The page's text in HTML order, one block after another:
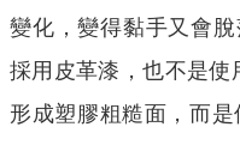
變化，變得黏手又會
採用皮革漆，也不是使
形成塑膠粗糙面，而